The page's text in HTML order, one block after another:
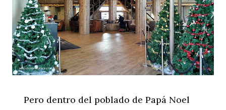
Pero dentro del poblado de Papá Noel